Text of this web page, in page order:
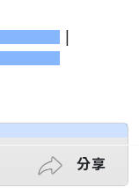
|
分享